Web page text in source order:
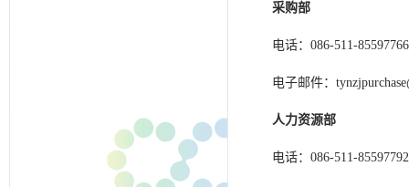
采购部
电话：086-511-85597766
电子邮件：
人力资源部
电话：086-511-